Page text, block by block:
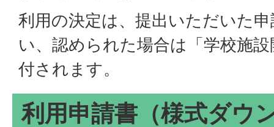
利用の決定は、提出いただいた
い、認められた場合は「学校施
付されます。
利用申請書（様式ダウ